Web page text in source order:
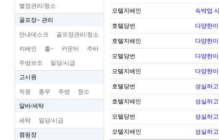
별장관리/청소
골프장~ 관리
안내데스크 골프장관리/청소
지배인 홀~ 카운터 주바
주방보조 일당/시급
고시원
직원 총무 주방 청소
알바/세탁
세탁 일당/시급
캠핑장
모텔지배인 숙박업
호텔당번 다양한
호텔지배인 다양한
모텔당번 다양한
모텔지배인 다양한
호텔당번 성실하
호텔지배인 성실하
모텔당번 성실하
모텔지배인 성실하